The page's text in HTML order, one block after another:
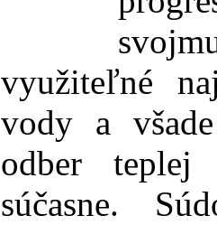
využiteľné
vody a
odber teplej
súčasne.